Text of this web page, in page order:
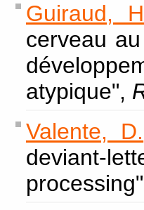
Guiraud,
cerveau
atypique",
Valente, D.
deviant-